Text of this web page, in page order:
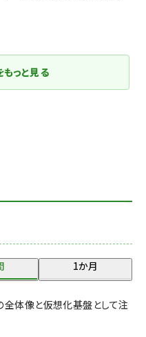
1か月
全体像と仮想化基盤として注
っと見る